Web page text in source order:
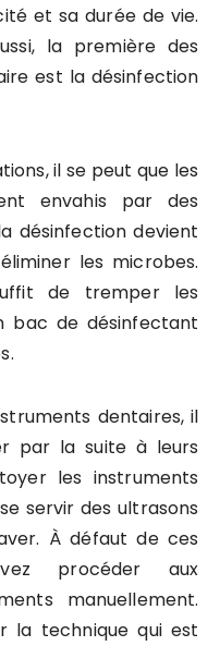
et sa durée de vie.
la première des
est la désinfection
il se peut que les
envahis par des
désinfection devient
les microbes.
de tremper les
bac de désinfectant
dentaires, il
par la suite à leurs
les instruments
servir des ultrasons
À défaut de ces
procéder aux
manuellement.
la technique qui est